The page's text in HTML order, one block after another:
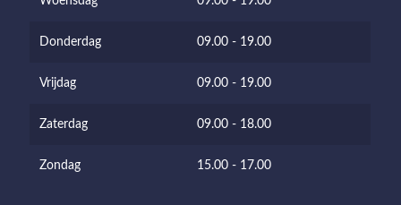
Donderdag 09.00 - 19.00
Vrijdag 09.00 - 19.00
Zaterdag 09.00 - 18.00
Zondag 15.00 - 17.00